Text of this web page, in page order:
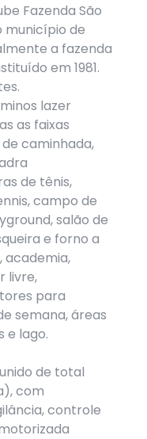
Fazenda São
município de
a fazenda
em 1981.
lazer
as faixas
caminhada,
de tênis,
campo de
salão de
e forno a
academia,
livre,
para
semana, áreas
e lago.
de total
com
controle